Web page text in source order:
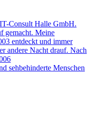
Consult Halle GmbH.
gemacht. Meine
entdeckt und immer
andere Nacht drauf. Nach
sehbehinderte Menschen